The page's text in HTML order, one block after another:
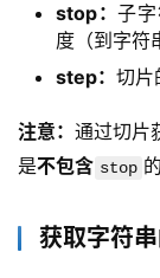
stop：子
度（到字符
step： 切片
注意： 通过切片
是不包含 stop
获取字符